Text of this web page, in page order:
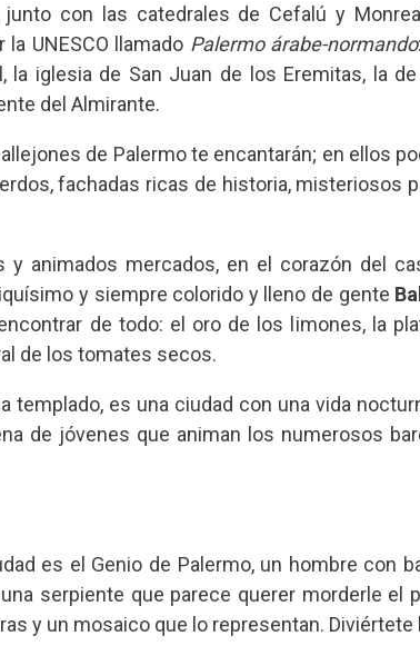
junto con las catedrales de Cefalú y
UNESCO llamado Palermo árabe-normando
la iglesia de San Juan de los Eremitas, la
del Almirante.
de Palermo te encantarán; en ellos
fachadas ricas de historia, misteriosos
animados mercados, en el corazón del
y siempre colorido y lleno de gente
de todo: el oro de los limones, la
de los tomates secos.
templado, es una ciudad con una vida
de jóvenes que animan los numerosos
es el Genio de Palermo, un hombre con
serpiente que parece querer morderle el
y un mosaico que lo representan. Diviértete